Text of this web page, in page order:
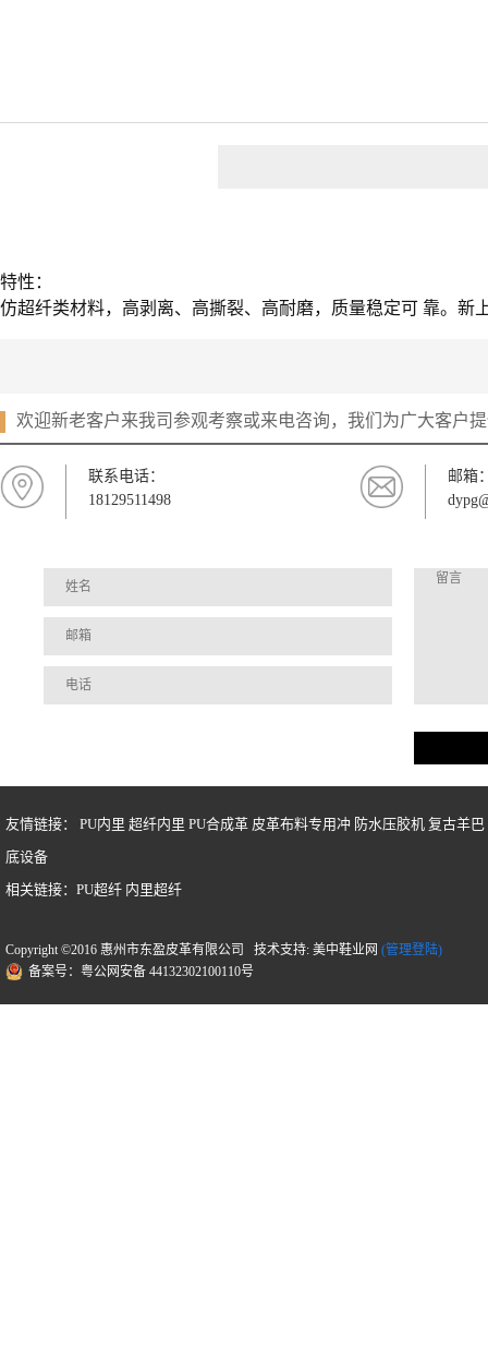
特性：
仿超纤类材料，高剥离、高撕裂、高耐磨，质量稳定可 靠。新
欢迎新老客户来我司参观考察或来电咨询，我们为广大客户
联系电话：
18129511498
邮箱
友情链接： PU内里 超纤内里 PU合成革 皮革布料专用冲 防水压胶机 复古羊巴
底设备
相关链接： PU超纤 内里超纤
Copyright ©2016 惠州市东盈皮革有限公司 技术支持: 美中鞋业网 (管理登陆)
备案号：粤公网安备 44132302100110号